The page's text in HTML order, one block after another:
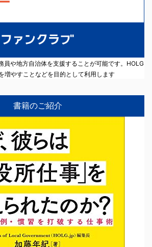
員や地方自治体を支援することが可能です。HOLG
増やすことなどを目的として利用します
書籍のご紹介